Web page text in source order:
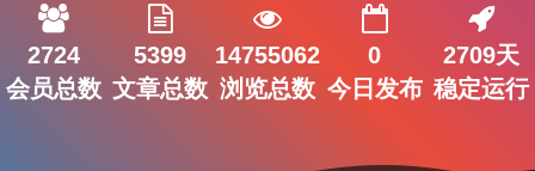
2724
会员总数
5399
文章总数
14755062
浏览总数
0
今日发布
2709天
稳定运行